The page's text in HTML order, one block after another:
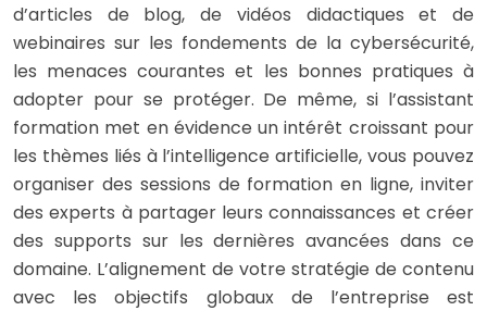
d’articles de blog, de vidéos didactiques et de
webinaires sur les fondements de la cybersécurité,
les menaces courantes et les bonnes pratiques à
adopter pour se protéger. De même, si l’assistant
formation met en évidence un intérêt croissant pour
les thèmes liés à l’intelligence artificielle, vous pouvez
organiser des sessions de formation en ligne, inviter
des experts à partager leurs connaissances et créer
des supports sur les dernières avancées dans ce
domaine. L’alignement de votre stratégie de contenu
avec les objectifs globaux de l’entreprise est